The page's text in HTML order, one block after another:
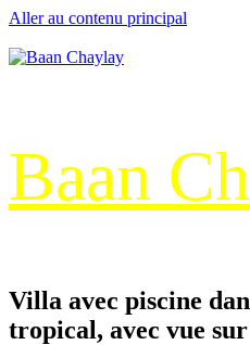
Aller au contenu principal
Baan
Villa avec piscine
tropical, avec vue